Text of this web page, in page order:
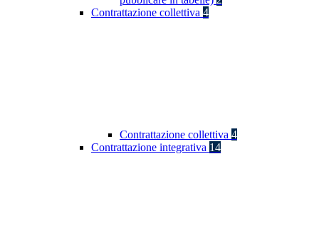
Contrattazione collettiva 4
Contrattazione collettiva 4
Contrattazione integrativa 14